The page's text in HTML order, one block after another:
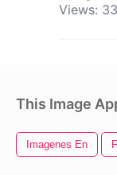
Views: 33
This Image
Imagenes En